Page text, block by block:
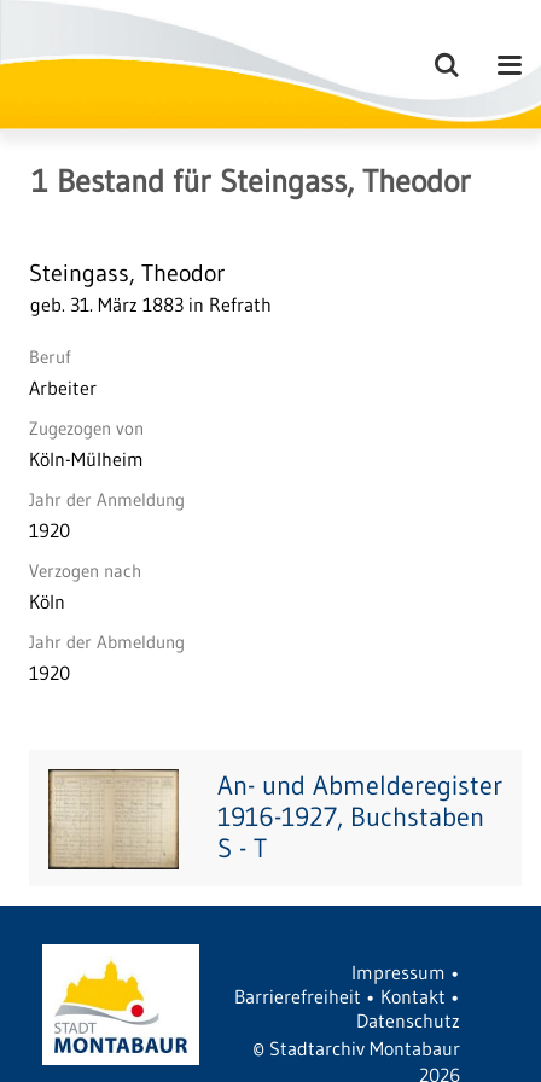
1 Bestand für Steingass, Theodor
Steingass, Theodor
geb. 31. März 1883 in Refrath
Beruf
Arbeiter
Zugezogen von
Köln-Mülheim
Jahr der Anmeldung
1920
Verzogen nach
Köln
Jahr der Abmeldung
1920
An- und Abmelderegister
1916-1927, Buchstaben
S - T
Impressum •
Barrierefreiheit • Kontakt •
Datenschutz
© Stadtarchiv Montabaur
2026